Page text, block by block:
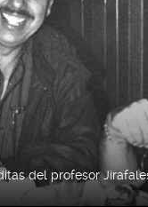
del profesor